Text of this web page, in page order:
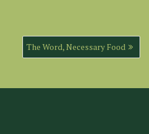
The Word, Necessary Food